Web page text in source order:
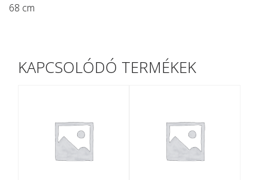
68 cm
KAPCSOLÓDÓ TERMÉKEK